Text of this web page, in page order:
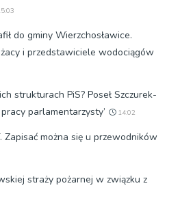
do gminy Wierzchosławice.
i przedstawiciele wodociągów
strukturach PiS? Poseł Szczurek-
parlamentarzysty’
14:02
Zapisać można się u przewodników
straży pożarnej w związku z